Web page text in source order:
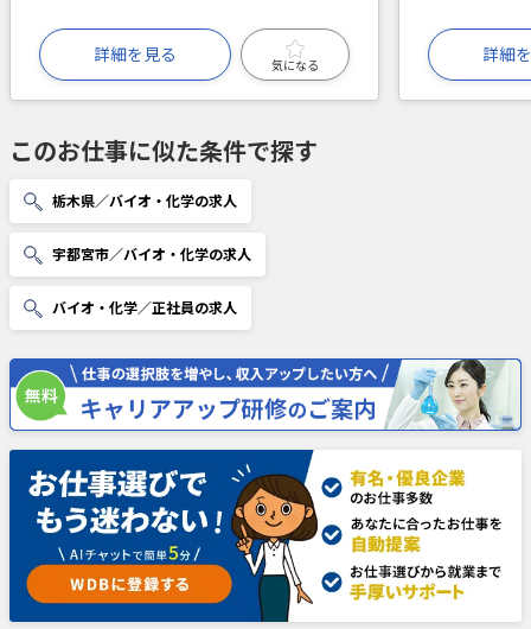
詳細を見る
気になる
詳細
このお仕事に似た条件で探す
栃木県／バイオ・化学の求人
宇都宮市／バイオ・化学の求人
バイオ・化学／正社員の求人